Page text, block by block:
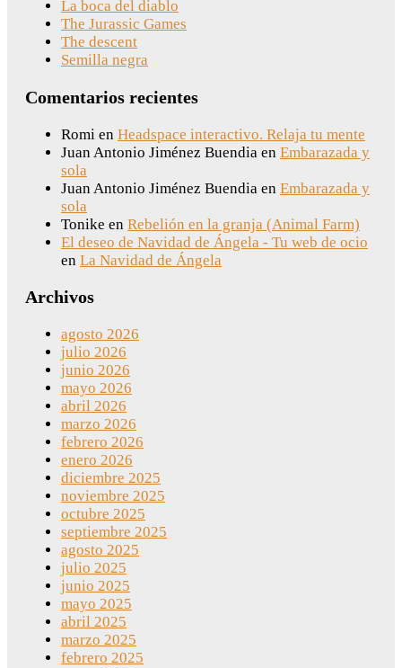
La boca del diablo
The Jurassic Games
The descent
Semilla negra
Comentarios recientes
Romi en Headspace interactivo. Relaja tu mente
Juan Antonio Jiménez Buendia en Embarazada y
sola
Juan Antonio Jiménez Buendia en Embarazada y
sola
Tonike en Rebelión en la granja (Animal Farm)
El deseo de Navidad de Ángela - Tu web de ocio
en La Navidad de Ángela
Archivos
agosto 2026
julio 2026
junio 2026
mayo 2026
abril 2026
marzo 2026
febrero 2026
enero 2026
diciembre 2025
noviembre 2025
octubre 2025
septiembre 2025
agosto 2025
julio 2025
junio 2025
mayo 2025
abril 2025
marzo 2025
febrero 2025